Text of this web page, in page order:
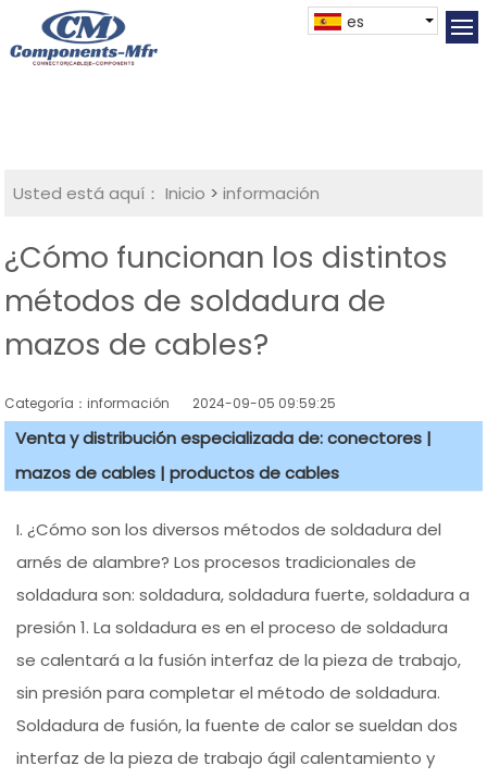
es
Usted está aquí： Inicio >información
¿Cómo funcionan los distintos
métodos de soldadura de
mazos de cables?
Categoría：información 2024-09-05 09:59:25
Venta y distribución especializada de: conectores |
mazos de cables | productos de cables
I. ¿Cómo son los diversos métodos de soldadura del
arnés de alambre? Los procesos tradicionales de
soldadura son: soldadura, soldadura fuerte, soldadura a
presión 1. La soldadura es en el proceso de soldadura
se calentará a la fusión interfaz de la pieza de trabajo,
sin presión para completar el método de soldadura.
Soldadura de fusión, la fuente de calor se sueldan dos
interfaz de la pieza de trabajo ágil calentamiento y